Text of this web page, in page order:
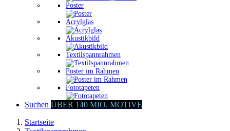
Poster
Acrylglas
Akustikbild
Textilspannrahmen
Poster im Rahmen
Fototapeten
Suchen ÜBER 140 MIO. MOTIVE
Startseite